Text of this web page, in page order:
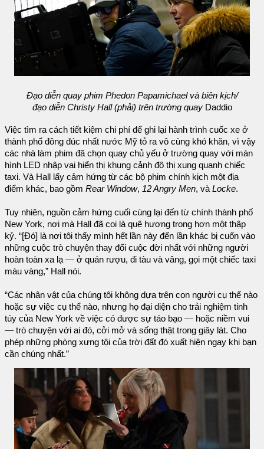
Đạo diễn quay phim Phedon Papamichael và biên kịch/
đạo diễn Christy Hall (phải) trên trường quayDaddio
Việc tìm ra cách tiết kiệm chi phí để ghi lại hành trình cuốc xe ở
thành phố đông đúc nhất nước Mỹ tỏ ra vô cùng khó khăn, vì vậy
các nhà làm phim đã chọn quay chủ yếu ở trường quay với màn
hình LED nhập vai hiển thị khung cảnh đô thị xung quanh chiếc
taxi. Và Hall lấy cảm hứng từ các bộ phim chính kịch một địa
điểm khác, bao gồm Rear Window, 12 Angry Men, và Locke.
Tuy nhiên, nguồn cảm hứng cuối cùng lại đến từ chính thành phố
New York, nơi mà Hall đã coi là quê hương trong hơn một thập
kỷ. “[Đó] là nơi tôi thấy mình hết lần này đến lần khác bị cuốn vào
những cuộc trò chuyện thay đổi cuộc đời nhất với những người
hoàn toàn xa lạ — ở quán rượu, đi tàu và vâng, gọi một chiếc taxi
màu vàng,” Hall nói.
“Các nhân vật của chúng tôi không dựa trên con người cụ thể nào
hoặc sự việc cụ thể nào, nhưng họ đại diện cho trải nghiệm tinh
túy của New York về việc có được sự táo bạo — hoặc niềm vui
— trò chuyện với ai đó, cởi mở và sống thật trong giây lát. Cho
phép những phòng xưng tội của trời đất đó xuất hiện ngay khi bạn
cần chúng nhất.”